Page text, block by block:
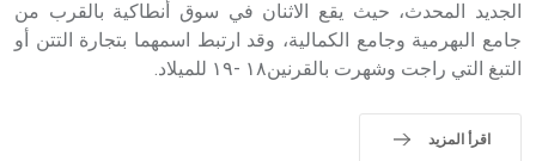
الجديد المحدث، حيث يقع الاثنان في سوق أنطاكية بالقرب من
جامع البهرمية وجامع الكمالية، وقد ارتبط اسمهما بتجارة التتن أو
التبغ التي راجت وشهرت بالقرنين١٨ -١٩ للميلاد.
اقرأ المزيد